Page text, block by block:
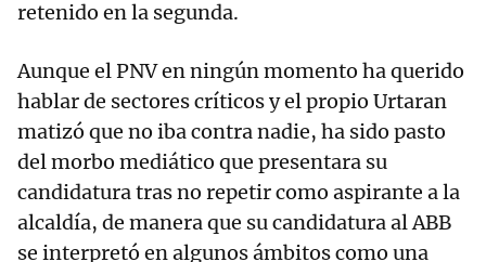
retenido en la segunda.
Aunque el PNV en ningún momento ha querido
hablar de sectores críticos y el propio Urtaran
matizó que no iba contra nadie, ha sido pasto
del morbo mediático que presentara su
candidatura tras no repetir como aspirante a la
alcaldía, de manera que su candidatura al ABB
se interpretó en algunos ámbitos como una